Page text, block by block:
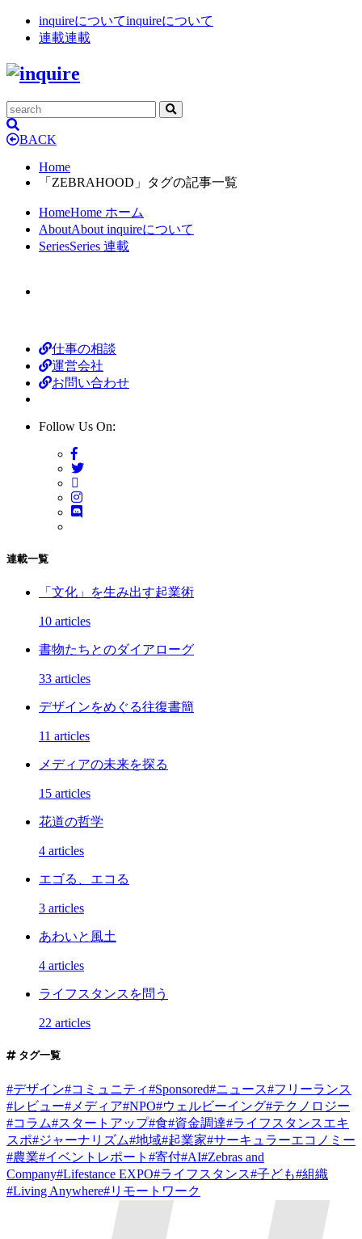
inquireについてinquireについて
連載連載
BACK
Home
「ZEBRAHOOD」タグの記事一覧
HomeHome ホーム
AboutAbout inquireについて
SeriesSeries 連載
仕事の相談
運営会社
お問い合わせ
Follow Us On:
連載一覧
「文化」を生み出す起業術
10 articles
書物たちとのダイアローグ
33 articles
デザインをめぐる往復書簡
11 articles
メディアの未来を探る
15 articles
花道の哲学
4 articles
エゴる、エコる
3 articles
あわいと風土
4 articles
ライフスタンスを問う
22 articles
タグ一覧
#デザイン#コミュニティ#Sponsored#ニュース#フリーランス
#レビュー# メディア#NPO#ウェルビーイング#テクノロジー
#コラム#スタートアップ#食#資金調達#ライフスタンスエキ
スポ#ジャーナリズム#地域#起業家#サーキュラーエコノミー
#農業#イベントレポート #寄付#AI#Zebras and
Company#Lifestance EXPO#ライフスタンス#子ども#組織
#Living Anywhere#リモートワーク